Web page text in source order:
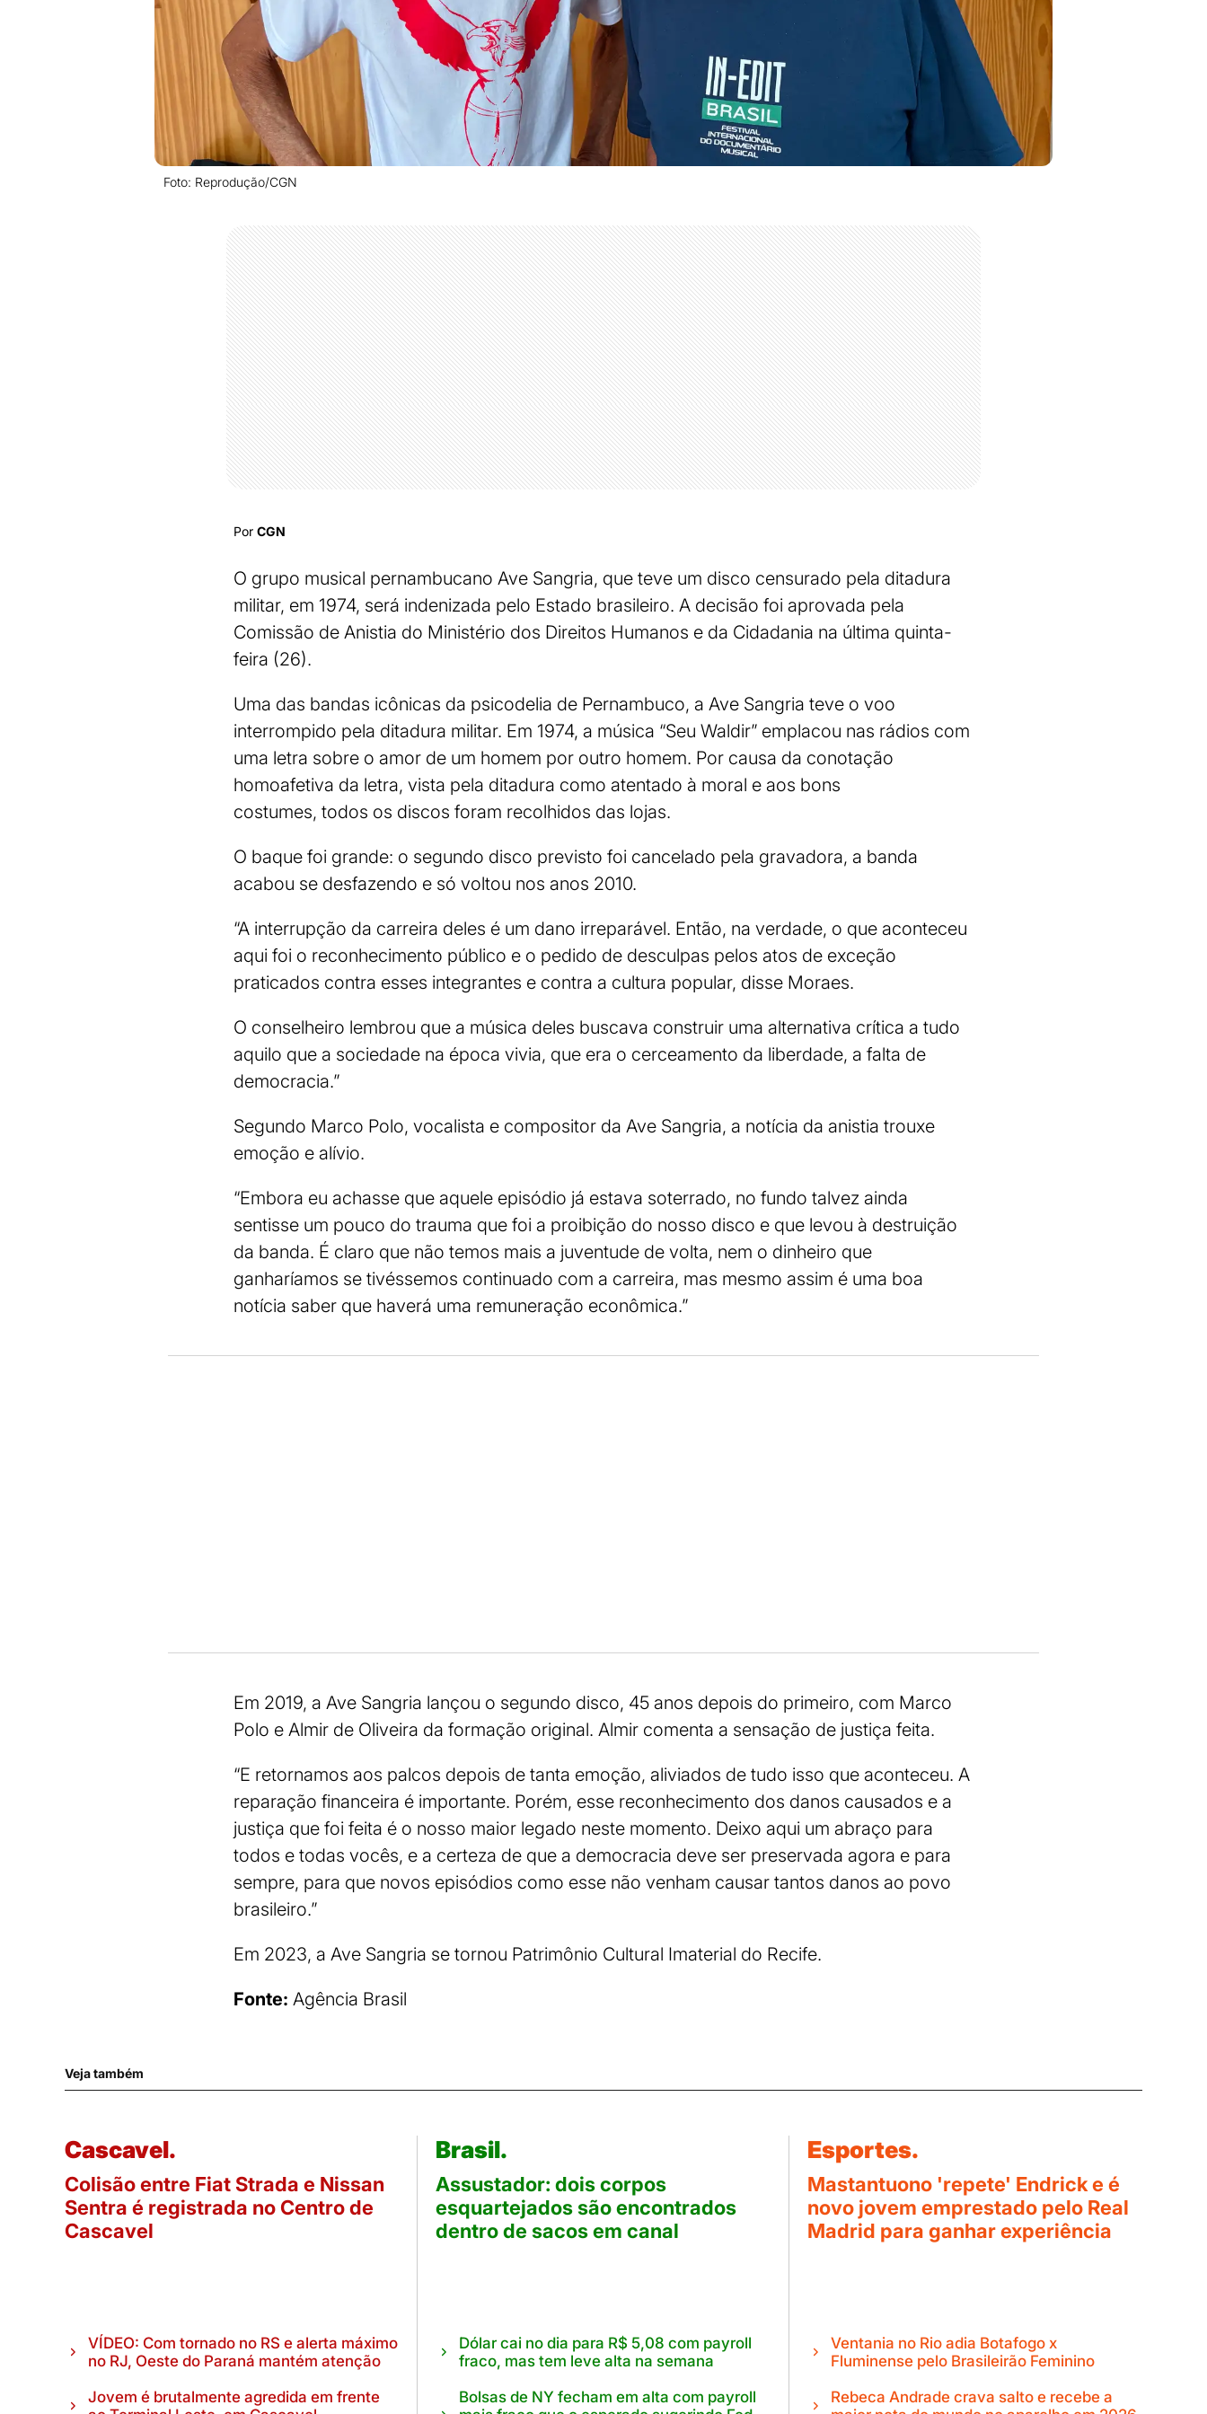
Foto: Reprodução/CGN
Por CGN
O grupo musical pernambucano Ave Sangria, que teve um disco censurado pela ditadura
militar, em 1974, será indenizada pelo Estado brasileiro. A decisão foi aprovada pela
Comissão de Anistia do Ministério dos Direitos Humanos e da Cidadania na última quinta-
feira (26).
Uma das bandas icônicas da psicodelia de Pernambuco, a Ave Sangria teve o voo
interrompido pela ditadura militar. Em 1974, a música “Seu Waldir” emplacou nas rádios com
uma letra sobre o amor de um homem por outro homem. Por causa da conotação
homoafetiva da letra, vista pela ditadura como atentado à moral e aos bons
costumes, todos os discos foram recolhidos das lojas.
O baque foi grande: o segundo disco previsto foi cancelado pela gravadora, a banda
acabou se desfazendo e só voltou nos anos 2010.
“A interrupção da carreira deles é um dano irreparável. Então, na verdade, o que aconteceu
aqui foi o reconhecimento público e o pedido de desculpas pelos atos de exceção
praticados contra esses integrantes e contra a cultura popular, disse Moraes.
O conselheiro lembrou que a música deles buscava construir uma alternativa crítica a tudo
aquilo que a sociedade na época vivia, que era o cerceamento da liberdade, a falta de
democracia.”
Segundo Marco Polo, vocalista e compositor da Ave Sangria, a notícia da anistia trouxe
emoção e alívio.
“Embora eu achasse que aquele episódio já estava soterrado, no fundo talvez ainda
sentisse um pouco do trauma que foi a proibição do nosso disco e que levou à destruição
da banda. É claro que não temos mais a juventude de volta, nem o dinheiro que
ganharíamos se tivéssemos continuado com a carreira, mas mesmo assim é uma boa
notícia saber que haverá uma remuneração econômica.”
Em 2019, a Ave Sangria lançou o segundo disco, 45 anos depois do primeiro, com Marco
Polo e Almir de Oliveira da formação original. Almir comenta a sensação de justiça feita.
“E retornamos aos palcos depois de tanta emoção, aliviados de tudo isso que aconteceu. A
reparação financeira é importante. Porém, esse reconhecimento dos danos causados e a
justiça que foi feita é o nosso maior legado neste momento. Deixo aqui um abraço para
todos e todas vocês, e a certeza de que a democracia deve ser preservada agora e para
sempre, para que novos episódios como esse não venham causar tantos danos ao povo
brasileiro.”
Em 2023, a Ave Sangria se tornou Patrimônio Cultural Imaterial do Recife.
Fonte: Agência Brasil
Veja também
Cascavel.
Colisão entre Fiat Strada e Nissan
Sentra é registrada no Centro de
Cascavel
VÍDEO: Com tornado no RS e alerta máximo
no RJ, Oeste do Paraná mantém atenção
Jovem é brutalmente agredida em frente
Brasil.
Assustador: dois corpos
esquartejados são encontrados
dentro de sacos em canal
Dólar cai no dia para R$ 5,08 com payroll
fraco, mas tem leve alta na semana
Bolsas de NY fecham em alta com payroll
Esportes.
Mastantuono 'repete' Endrick e é
novo jovem emprestado pelo Real
Madrid para ganhar experiência
Ventania no Rio adia Botafogo x
Fluminense pelo Brasileirão Feminino
Rebeca Andrade crava salto e recebe a